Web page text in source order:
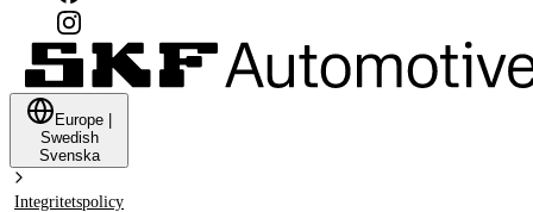
Europe
Swedish
Svenska
Integritetspolicy